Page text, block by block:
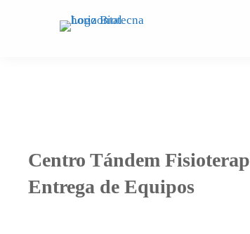
Centro Tándem
Entrega de Equipos